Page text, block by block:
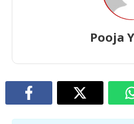
Pooja